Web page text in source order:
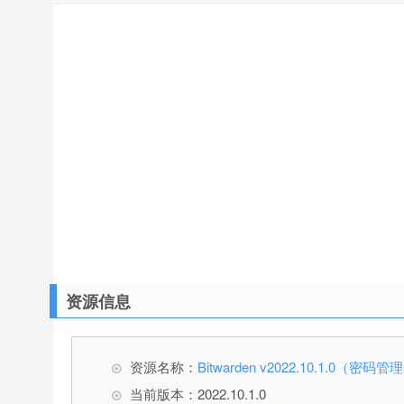
资源信息
资源名称： Bitwarden v2022.10.1.0（密码管理
当前版本：2022.10.1.0